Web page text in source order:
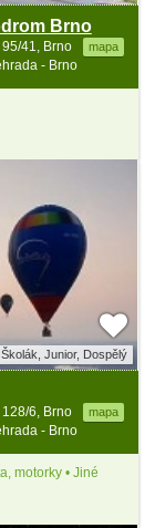
Brno
41, Brno mapa
- Brno
Junior, Dospělý
6, Brno mapa
- Brno
motorky • Jiné